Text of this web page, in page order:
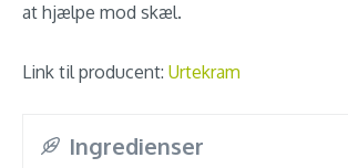
at hjælpe mod skæl.
Link til producent: Urtekram
Ingredienser